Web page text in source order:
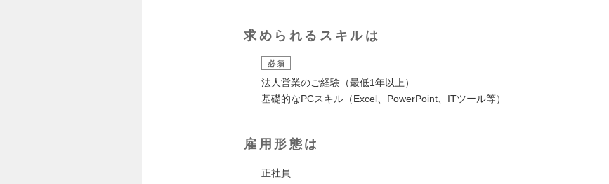
求められるスキルは
必須
法人営業のご経験（最低1年以上）
基礎的なPCスキル（Excel、PowerPoint、ITツール等）
雇用形態は
正社員